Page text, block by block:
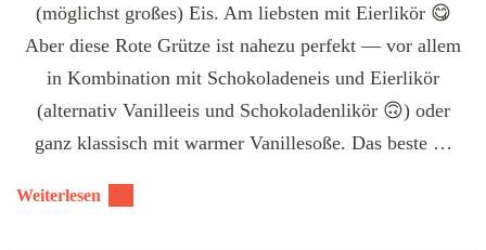
(möglichst großes) Eis. Am liebsten mit Eierlikör 😋
Aber diese Rote Grütze ist nahezu perfekt — vor allem
in Kombination mit Schokoladeneis und Eierlikör
(alternativ Vanilleeis und Schokoladenlikör 🙃) oder
ganz klassisch mit warmer Vanillesoße. Das beste …
Weiterlesen